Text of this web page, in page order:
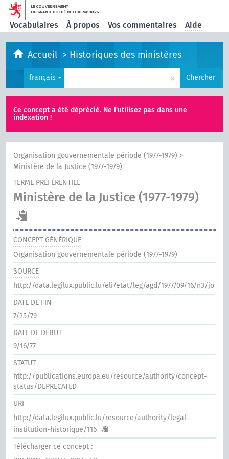
Vocabulaires À propos Vos commentaires Aide
Accueil > Historiques des ministères
français × Chercher
Ce concept a été déprécié. Ne l'utilisez pas dans une
indexation !
Organisation gouvernementale période (1977-1979) >
Ministère de la Justice (1977-1979)
TERME PRÉFÉRENTIEL
Ministère de la Justice (1977-1979)
CONCEPT GÉNÉRIQUE
Organisation gouvernementale période (1977-1979)
SOURCE
http://data.legilux.public.lu/eli/etat/leg/agd/1977/09/16/n3/jo
DATE DE FIN
7/25/79
DATE DE DÉBUT
9/16/77
STATUT
http://publications.europa.eu/resource/authority/concept-
status/DEPRECATED
URI
http://data.legilux.public.lu/resource/authority/legal-
institution-historique/116
Télécharger ce concept :